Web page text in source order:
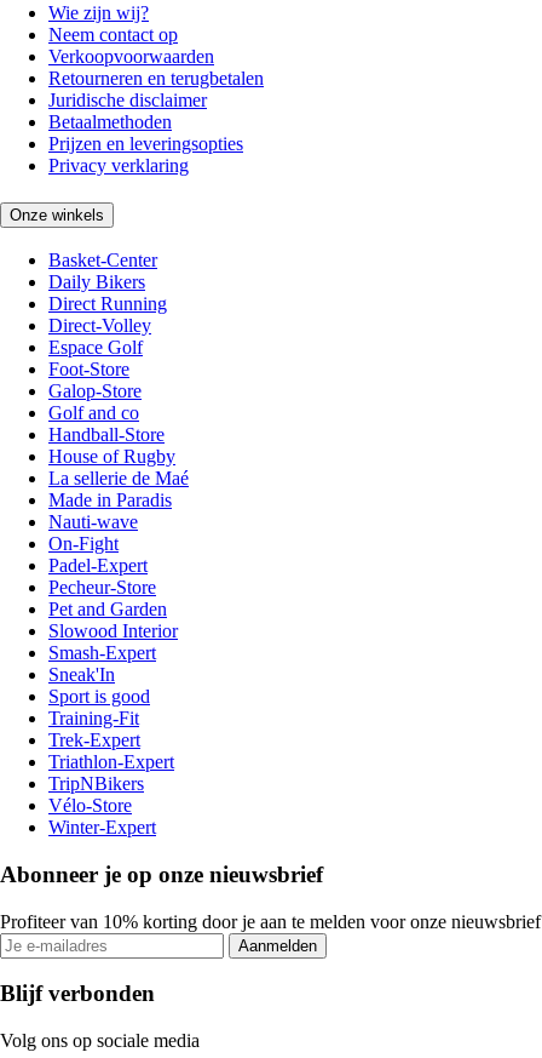
Wie zijn wij?
Neem contact op
Verkoopvoorwaarden
Retourneren en terugbetalen
Juridische disclaimer
Betaalmethoden
Prijzen en leveringsopties
Privacy verklaring
Onze winkels
Basket-Center
Daily Bikers
Direct Running
Direct-Volley
Espace Golf
Foot-Store
Galop-Store
Golf and co
Handball-Store
House of Rugby
La sellerie de Maé
Made in Paradis
Nauti-wave
On-Fight
Padel-Expert
Pecheur-Store
Pet and Garden
Slowood Interior
Smash-Expert
Sneak'In
Sport is good
Training-Fit
Trek-Expert
Triathlon-Expert
TripNBikers
Vélo-Store
Winter-Expert
Abonneer je op onze nieuwsbrief
Profiteer van 10% korting door je aan te melden voor onze nieuwsbrief
Aanmelden
Blijf verbonden
Volg ons op sociale media